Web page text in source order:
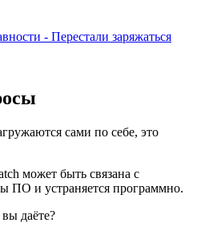
сами по себе, это
может быть связана с
ПО и устраняется программно.
даёте?